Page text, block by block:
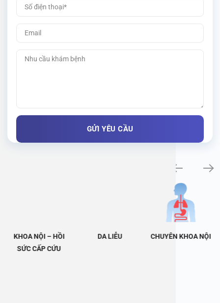
KHOA NỘI – HỒI
SỨC CẤP CỨU
DA LIỄU CHUYÊN KHOA NỘI